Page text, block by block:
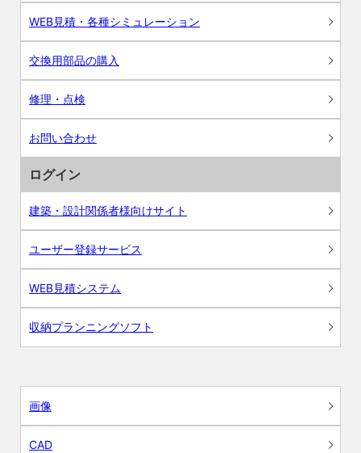
WEB見積・各種シミュレーション
交換用部品の購入
修理・点検
お問い合わせ
ログイン
建築・設計関係者様向けサイト
ユーザー登録サービス
WEB見積システム
収納プランニングソフト
画像
CAD